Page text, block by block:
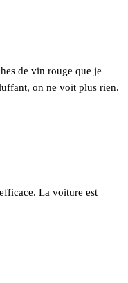
de vin rouge que je
on ne voit plus rien.
La voiture est